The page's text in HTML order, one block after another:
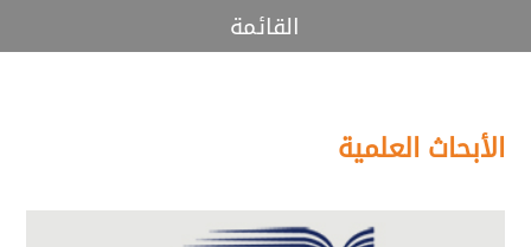
القائمة
الأبحاث العلمية